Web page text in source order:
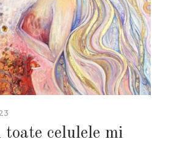
toate celulele mi